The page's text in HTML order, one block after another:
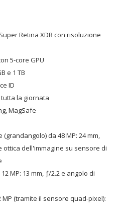
Retina XDR con risoluzione
5-core GPU
e 1 TB
ID
la giornata
MagSafe
da 48 MP: 24 mm,
ottica dell'immagine su sensore di
MP: 13 mm, ƒ/2.2 e angolo di
(tramite il sensore quad-pixel):